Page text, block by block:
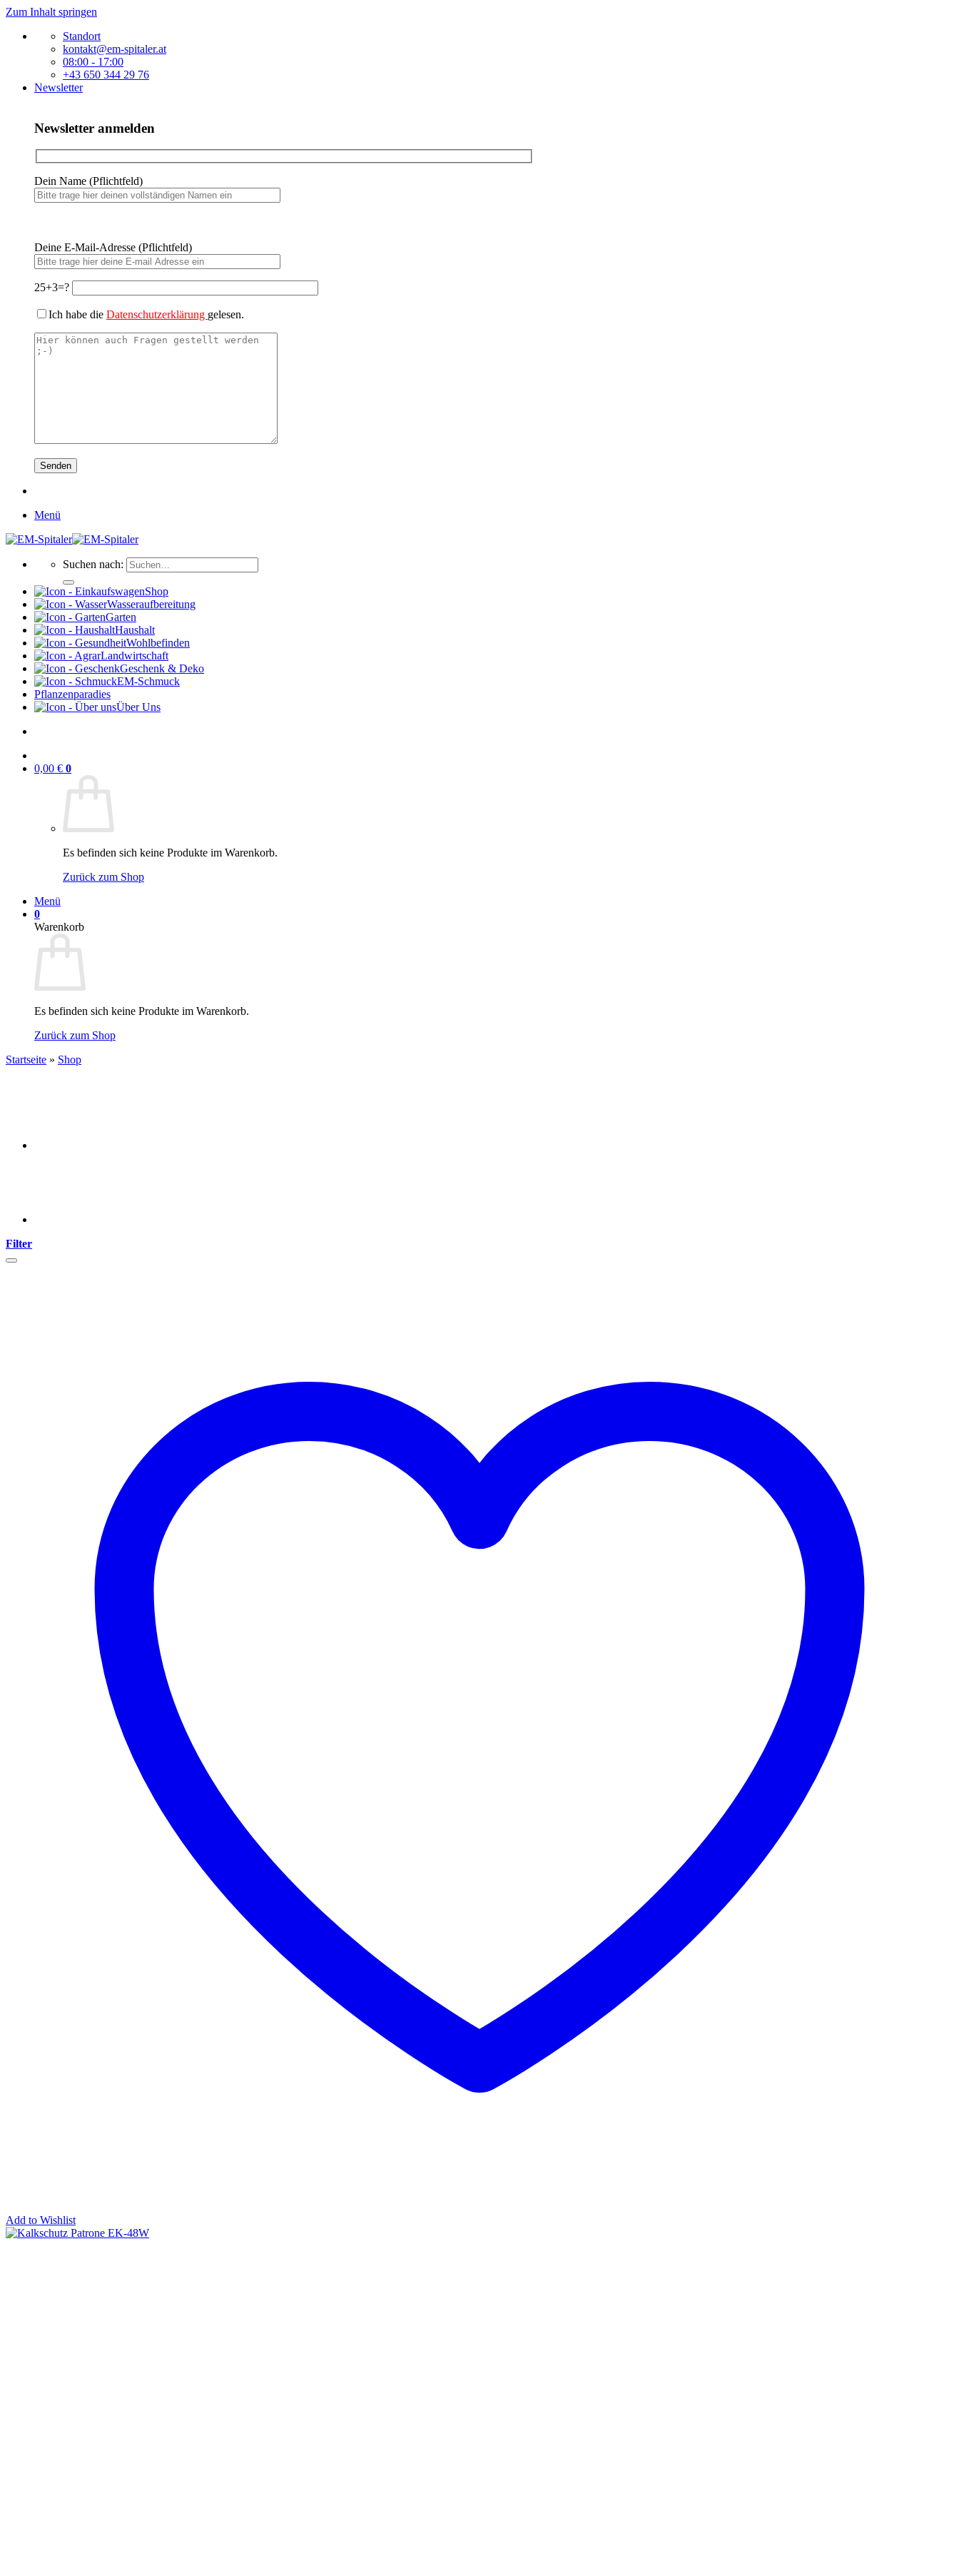
Zum Inhalt springen
Standort
kontakt@em-spitaler.at
08:00 - 17:00
+43 650 344 29 76
Newsletter
Newsletter anmelden
Dein Name (Pflichtfeld)
dieses
Feld
leer.
lasse
dieses
leer.
Deine E-Mail-Adresse (Pflichtfeld)
25+3=?
Ich habe die Datenschutzerklärung gelesen.
Menü
Suchen nach:
Shop
Wasseraufbereitung
Garten
Haushalt
Wohlbefinden
Landwirtschaft
Geschenk & Deko
EM-Schmuck
Pflanzenparadies
Über Uns
0,00 € 0
Es befinden sich keine Produkte im Warenkorb.
Zurück zum Shop
Menü
0
Warenkorb
Es befinden sich keine Produkte im Warenkorb.
Zurück zum Shop
Startseite » Shop
Filter
Add to Wishlist